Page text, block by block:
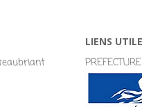
LIENS
PREFECTURE